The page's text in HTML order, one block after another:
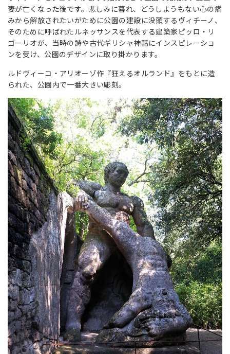
妻が亡くなった後です。悲しみに暮れ、どうしようもない心の痛
みから解放されたいがために公園の建設に没頭するヴィチーノ、
そのために呼ばれたルネッサンスを代表する建築家ピッロ・リ
ゴーリオが、当時の詩や古代ギリシャ神話にインスピレーショ
ンを受け、公園のデザインに取り掛かります。
ルドヴィーコ・アリオーゾ作『狂えるオルランド』をもとに造
られた、公園内で一番大きい彫刻。